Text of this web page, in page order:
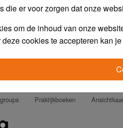
die er voor zorgen dat onze
om de inhoud van onze
cookies te accepteren kan
Praktijkboeken